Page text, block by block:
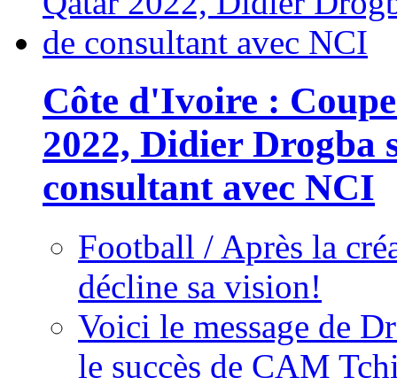
Côte d'Ivoire :
2022, Didier Drogba
consultant avec NCI
Football / Après la
décline sa vision!
Voici le message de
le succès de CAM